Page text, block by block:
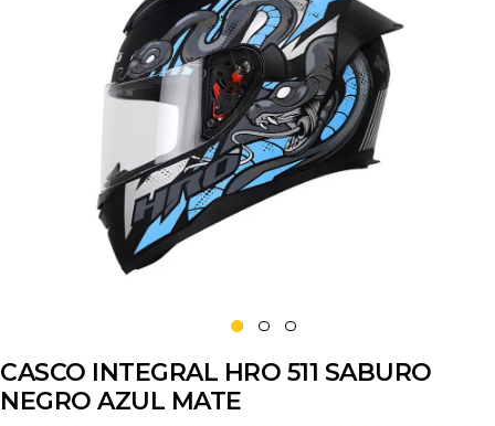
CASCO INTEGRAL HRO 511 SABURO
NEGRO AZUL MATE